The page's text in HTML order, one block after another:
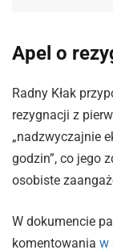
Apel o
Radny Kłak
rezygnacji z
„nadzwyczajnie
godzin”, co jego
osobiste
W dokumencie
komentowania w